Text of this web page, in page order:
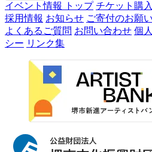
イベント情報 トップ チケット購
採用情報 お知らせ ご寄付のお願い
よくあるご質問 お問い合わせ 個
シー リンク集